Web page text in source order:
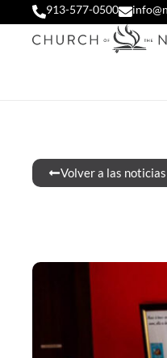
913-577-0500
Volver a las noticias